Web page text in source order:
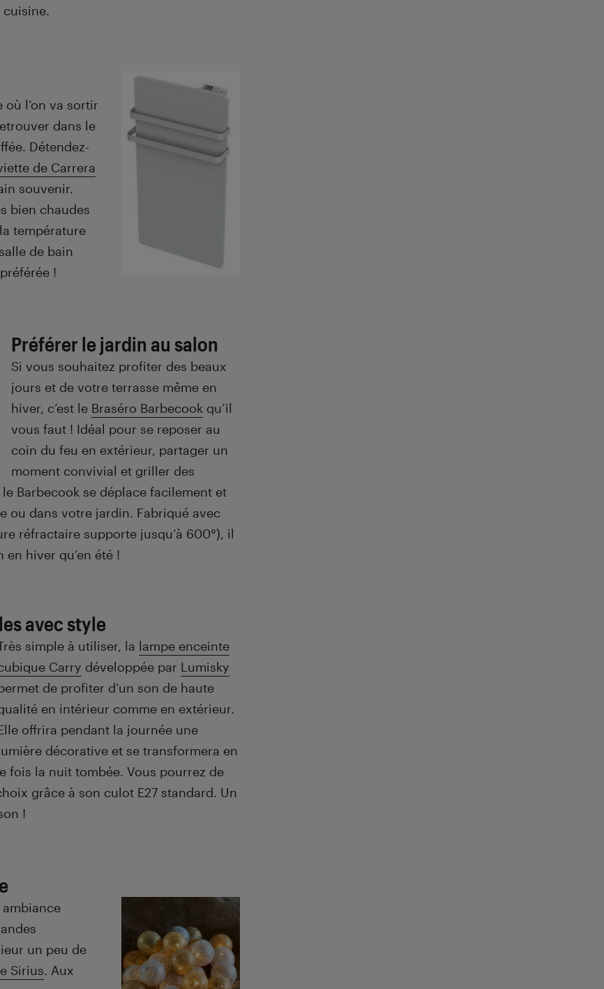
cuisine.
l’on va sortir
dans le
Détendez-
de Carrera
souvenir.
bien chaudes
température
de bain
!
Préférer le jardin au salon
Si vous souhaitez profiter des beaux
jours et de votre terrasse même en
hiver, c’est le Braséro Barbecook qu’il
vous faut ! Idéal pour se reposer au
coin du feu en extérieur, partager un
moment convivial et griller des
Barbecook se déplace facilement et
ou dans votre jardin. Fabriqué avec
réfractaire supporte jusqu’à 600°), il
hiver qu’en été !
avec style
simple à utiliser, la lampe enceinte
Carry développée par Lumisky
de profiter d’un son de haute
en intérieur comme en extérieur.
offrira pendant la journée une
décorative et se transformera en
fois la nuit tombée. Vous pourrez de
grâce à son culot E27 standard. Un
!
un peu de
Sirius. Aux